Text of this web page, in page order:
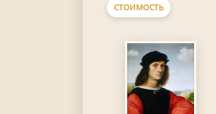
СТОИМОСТЬ